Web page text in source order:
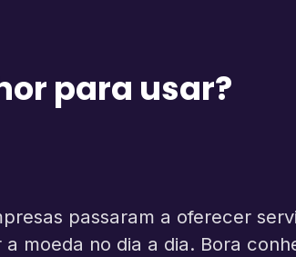
para usar?
passaram a oferecer
moeda no dia a dia. Bora